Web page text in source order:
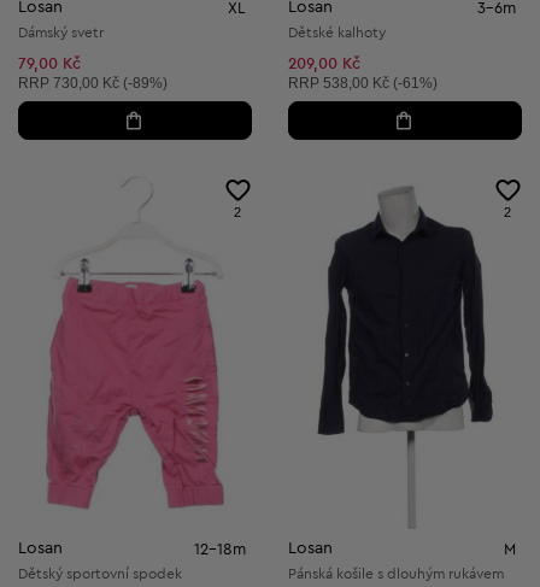
Losan XL
Dámský svetr
79,00 Kč
Doporučená cena:
RRP 730,00 Kč (-89%)
Losan 3-6m
Dětské kalhoty
209,00 Kč
Doporučená cena:
RRP 538,00 Kč (-61%)
2
Losan 12-18m
Dětský sportovní spodek
2
Losan M
Pánská košile s dlouhým rukávem